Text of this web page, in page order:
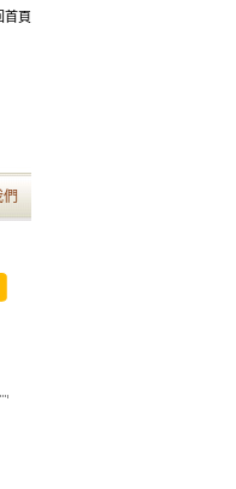
首頁
們